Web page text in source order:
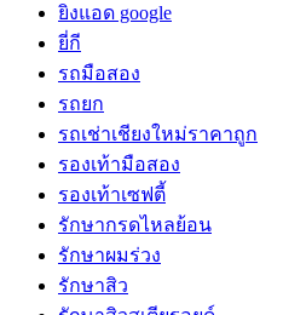
ยิงแอด google
ยี่กี
รถมือสอง
รถยก
รถเช่าเชียงใหม่ราคาถูก
รองเท้ามือสอง
รองเท้าเซฟตี้
รักษากรดไหลย้อน
รักษาผมร่วง
รักษาสิว